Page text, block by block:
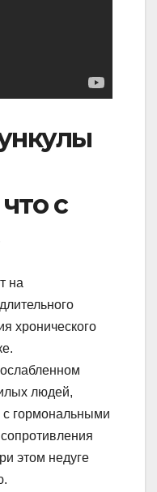
с
на
хронического
людей,
гормональными
этом недуге